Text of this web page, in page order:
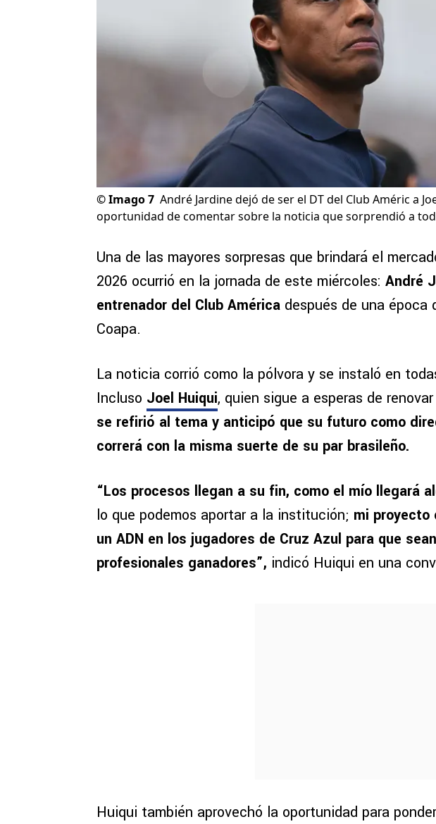
©Imago 7 André Jardine dejó de ser el DT del Club Améric a
oportunidad de comentar sobre la noticia que sorprendió a
Una de las mayores sorpresas que brindará el
2026 ocurrió en la jornada de este miércoles: André
entrenador del Club América después de una
Coapa.
La noticia corrió como la pólvora y se instaló en
Incluso Joel Huiqui, quien sigue a esperas de
se refirió al tema y anticipó que su futuro como
correrá con la misma suerte de su par brasileño.
“Los procesos llegan a su fin, como el mío llegará
lo que podemos aportar a la institución; mi proyecto
un ADN en los jugadores de Cruz Azul para que
profesionales ganadores”, indicó Huiqui en una
Huiqui también aprovechó la oportunidad para